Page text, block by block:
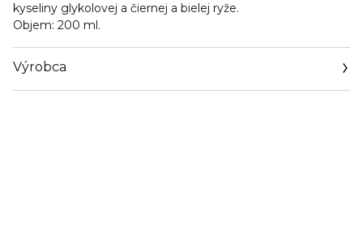
kyseliny glykolovej a čiernej a bielej ryže.
Objem: 200 ml.
Výrobca